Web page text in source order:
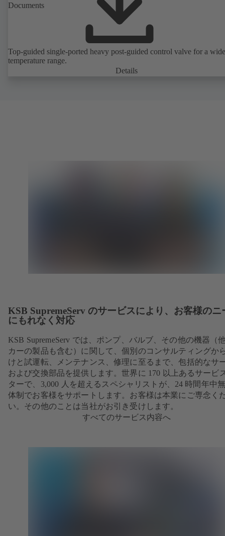
Documents
Top-guided single-ported heavy post-guided control valve for a wide
temperature range.
Details
KSB SupremeServ のサービスにより、お客様のニ
にもれなく対応
KSB SupremeServ では、ポンプ、バルブ、その他の機器（
カーの製品も含む）に関して、個別のコンサルティングか
けと試運転、メンテナンス、修理に至るまで、包括的なサ
および交換部品を提供します。世界に 170 以上あるサービ
ターで、3,000 人を超えるスペシャリストが、24 時間年中
体制でお客様をサポートします。お客様は本業にご専念く
い。その他のことは当社がお引き受けします。
すべてのサービス内容へ